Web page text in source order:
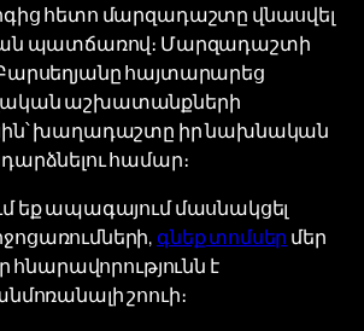
հետո մարզադաշտը վնասվել
պատճառով։ Մարզադաշտի
հայտարարեց
աշխատանքների
խաղադաշտը իր նախնական
համար։
եք ապագայում մասնակցել
գնեք տոմսեր մեր
հնարավորությունն է
շոուի։